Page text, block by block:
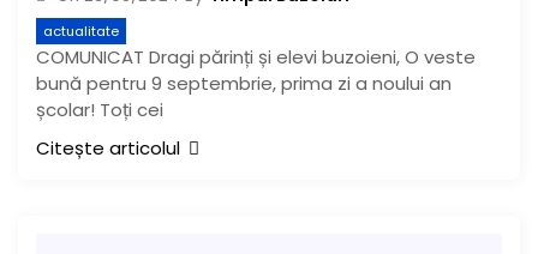
actualitate
COMUNICAT Dragi părinți și elevi buzoieni, O veste
bună pentru 9 septembrie, prima zi a noului an
școlar! Toți cei
Citește articolul